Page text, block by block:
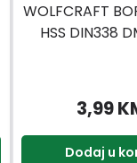
WOLFCRAFT
HSS DIN338
3,99
Dodaj u